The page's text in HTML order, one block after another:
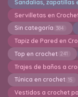
Sandalias, zapatillas
Servilletas en
Sin categoría 384
Tapiz de Pared en
Top en crochet 241
Trajes de baños a
Túnica en crochet 15
Vestidos a crochet